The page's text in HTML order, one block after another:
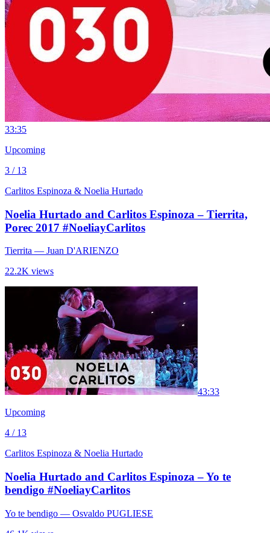
33:35
Upcoming
3 / 13
Carlitos Espinoza & Noelia Hurtado
Noelia Hurtado and Carlitos Espinoza – Tierrita,
Porec 2017 #NoeliayCarlitos
Tierrita — Juan D'ARIENZO
22.2K views
43:33
Upcoming
4 / 13
Carlitos Espinoza & Noelia Hurtado
Noelia Hurtado and Carlitos Espinoza – Yo te
bendigo #NoeliayCarlitos
Yo te bendigo — Osvaldo PUGLIESE